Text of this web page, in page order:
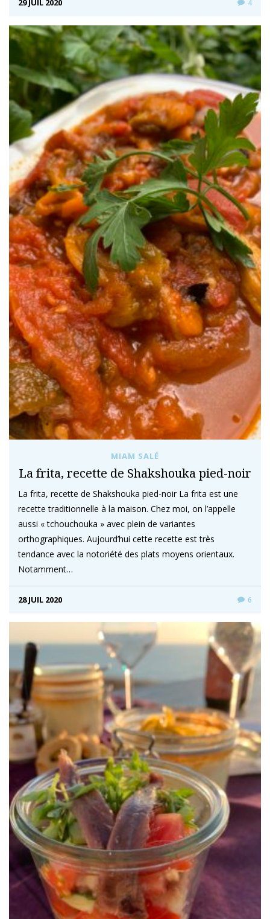
29 JUIL 2020 4
MIAM SALÉ
La frita, recette de Shakshouka pied-noir
La frita, recette de Shakshouka pied-noir La frita est une
recette traditionnelle à la maison. Chez moi, on l’appelle
aussi « tchouchouka » avec plein de variantes
orthographiques. Aujourd’hui cette recette est très
tendance avec la notoriété des plats moyens orientaux.
Notamment…
28 JUIL 2020 6